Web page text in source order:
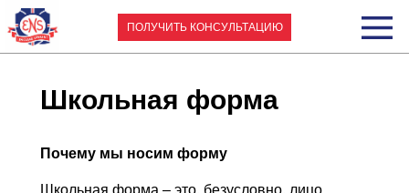
ПОЛУЧИТЬ КОНСУЛЬТАЦИЮ
Школьная форма
Почему мы носим форму
Школьная форма – это, безусловно, лицо